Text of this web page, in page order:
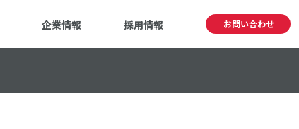
企業情報 採用情報 お問い合わせ